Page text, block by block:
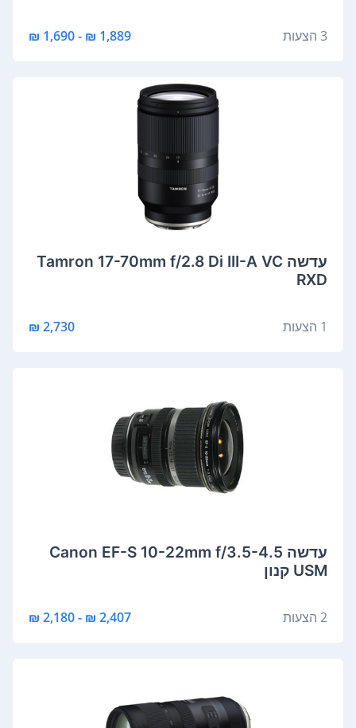
3 הצעות 1,889 ₪ - 1,690 ₪
‏עדשה Tamron 17-70mm f/2.8 Di III-A VC
RXD
1 הצעות 2,730 ₪
‏עדשה Canon EF-S 10-22mm f/3.5-4.5
USM קנון
2 הצעות 2,407 ₪ - 2,180 ₪